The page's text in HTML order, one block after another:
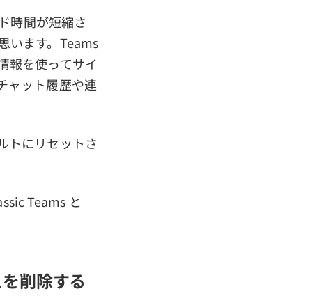
時間が短縮さ
います。Teams
報を使ってサイ
ャット履歴や連
トにリセットさ
Teams と
削除する